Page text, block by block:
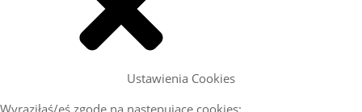
Ustawienia Cookies